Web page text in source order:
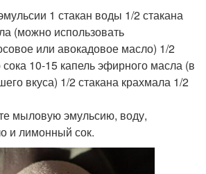
1 стакан воды 1/2 стакана
(можно использовать
или авокадовое масло) 1/2
10-15 капель эфирного масла (в
вкуса) 1/2 стакана крахмала 1/2
мыловую эмульсию, воду,
и лимонный сок.